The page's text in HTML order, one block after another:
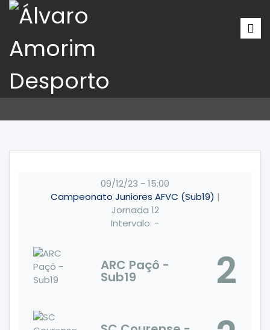
09/12/23 - 15:00
Campeonato Juniores AFVC (Sub19) |
Jornada 12
Intervalo: -
ARC Paçô -
Sub19 2